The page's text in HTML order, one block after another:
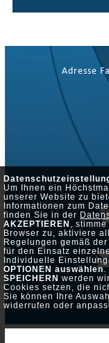
Um Ihnen ein
unserer Website zu
Informationen zum
finden Sie in der
AKZEPTIEREN ,
Browser zu, aktiviere
Regelungen gemäß
für den Einsatz
Individuelle
OPTIONEN auswählen.
SPEICHERN werden
Cookies setzen, die
Sie können Ihre
widerrufen oder
Adresse